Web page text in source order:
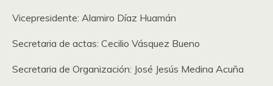
Vicepresidente: Alamiro Díaz Huamán
Secretaria de actas: Cecilio Vásquez Bueno
Secretaria de Organización: José Jesús Medina Acuña